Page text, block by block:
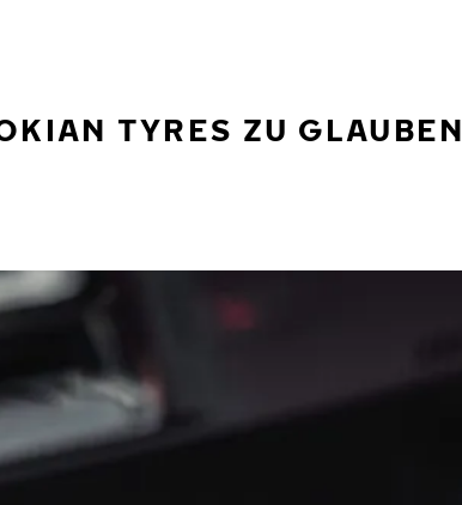
TYRES ZU GLAUBEN